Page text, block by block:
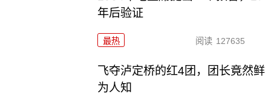
年后验证
最热 阅读 127635
飞夺泸定桥的红4团，团长竟然鲜
为人知